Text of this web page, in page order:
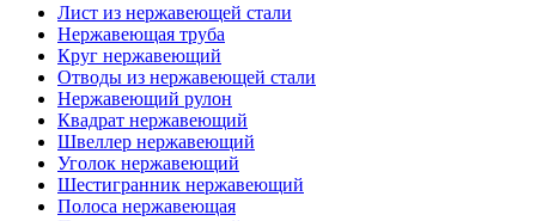
Лист из нержавеющей стали
Нержавеющая труба
Круг нержавеющий
Отводы из нержавеющей стали
Нержавеющий рулон
Квадрат нержавеющий
Швеллер нержавеющий
Уголок нержавеющий
Шестигранник нержавеющий
Полоса нержавеющая